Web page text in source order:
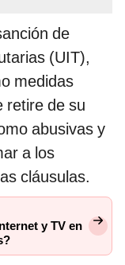
de
(UIT),
medidas
retire de su
abusivas y
a los
cláusulas.
y TV en